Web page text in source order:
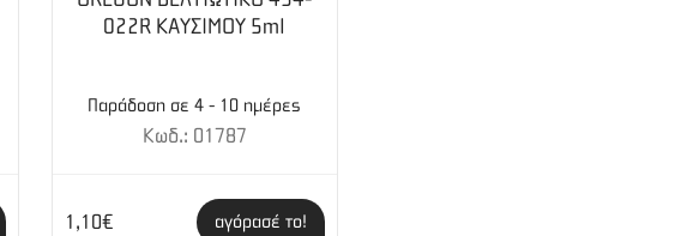
022R ΚΑΥΣΙΜΟΥ 5ml
Παράδοση σε 4 - 10 ημέρες
Κωδ.: 01787
1,10€ αγόρασέ το!